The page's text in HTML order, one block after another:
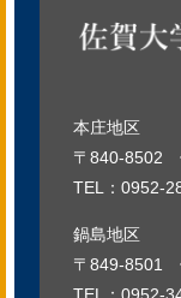
本庄地区
〒840-8502
TEL： 0952-
鍋島地区
〒849-8501